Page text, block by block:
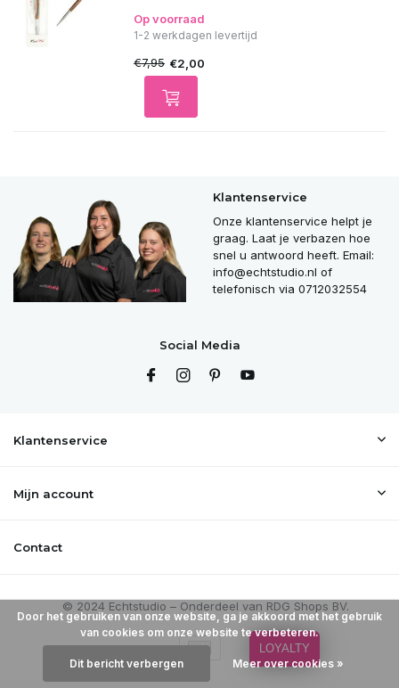
Op voorraad
1-2 werkdagen levertijd
€7,95 €2,00
Klantenservice
Onze klantenservice helpt je
graag. Laat je verbazen hoe
snel u antwoord heeft. Email:
info@echtstudio.nl of
telefonisch via 0712032554
Social Media
Klantenservice
Mijn account
Contact
Door het gebruiken van onze website, ga je akkoord met het gebruik
van cookies om onze website te verbeteren.
Dit bericht verbergen Meer over cookies »
LOYALTY